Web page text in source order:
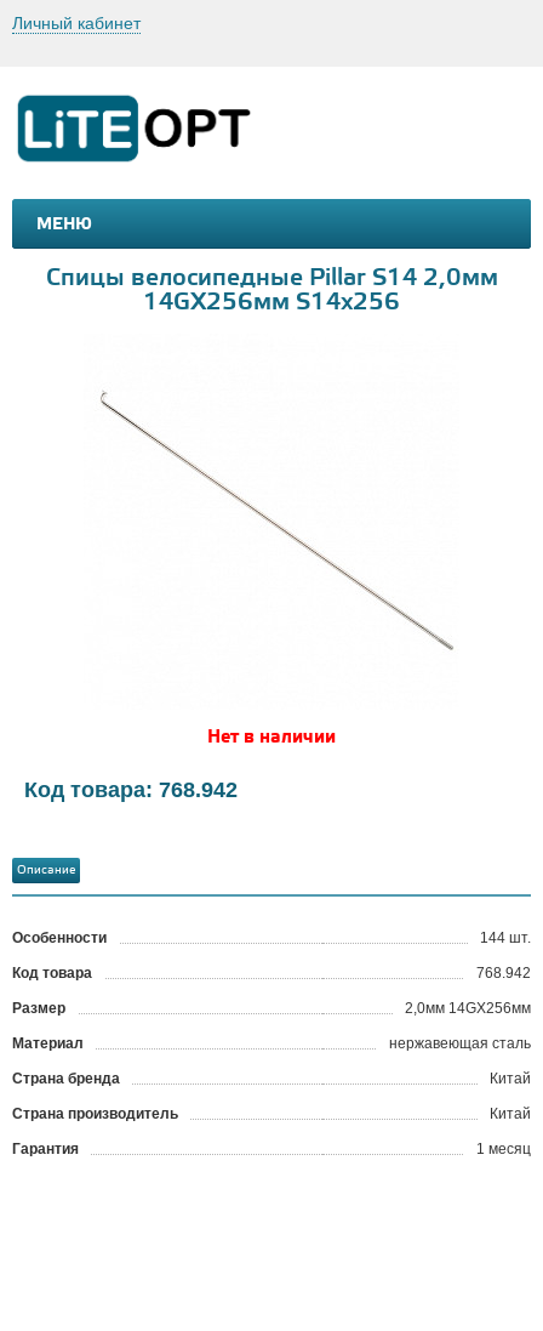
Личный кабинет
МЕНЮ
МАШИНКИ И МОТОЦИКЛЫ
Спицы велосипедные Pillar S14 2,0мм
14GX256мм S14x256
Нет в наличии
Код товара: 768.942
Описание
Особенности 144 шт.
Код товара 768.942
Размер 2,0мм 14GX256мм
Материал нержавеющая сталь
Страна бренда Китай
Страна производитель Китай
Гарантия 1 месяц